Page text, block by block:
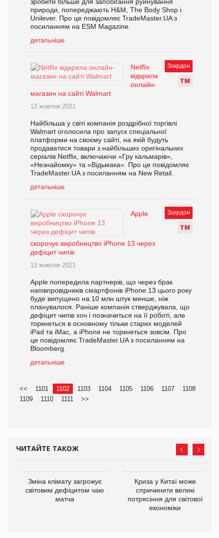
природи, попереджають H&M, The Body Shop і
Unilever. Про це повідомляє TradeMaster.UA з
посиланням на ESM Magazine.
детальніше
Закрдон
ТМ
Netflix
відкрила
онлайн-
магазин на сайті Walmart
13 жовтня 2021
Найбільша у світі компанія роздрібної торгівлі
Walmart оголосила про запуск спеціальної
платформи на своєму сайті, на якій будуть
продаватися товари з найбільших оригінальних
серіалів Netflix, включаючи «Гру кальмарів»,
«Незнайомку» та «Відьмака». Про це повідомляє
TradeMaster.UA з посиланням на New Retail.
детальніше
Закрдон
ТМ
Apple
скорочує виробництво iPhone 13 через
дефіцит чипів
13 жовтня 2021
Apple попередила партнерів, що через брак
напівпровідників смартфонів iPhone 13 цього року
буде випущено на 10 млн штук менше, ніж
планувалося. Раніше компанія стверджувала, що
дефіцит чипів хоч і позначиться на її роботі, але
торкнеться в основному тільки старих моделей
iPad та iMac, а iPhone не торкнеться зовсім. Про
це повідомляє TradeMaster.UA з посиланням на
Bloomberg.
детальніше
<< 1101 1102 1103 1104 1105 1106 1107
1108
1109
1110 1111 >>
ЧИТАЙТЕ ТАКОЖ
Зміна клімату загрожує
світовим дефіцитом чаю
матча
Криза у Китаї може
спричинити великі
потрясіння для світової
економіки